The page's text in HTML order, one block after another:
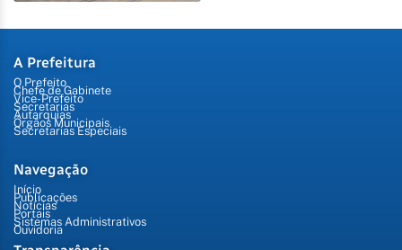
A Prefeitura
O Prefeito
Chefe de Gabinete
Vice-Prefeito
Secretarias
Autarquias
Órgãos Municipais
Secretarias Especiais
Navegação
Início
Publicações
Notícias
Portais
Sistemas Administrativos
Ouvidoria